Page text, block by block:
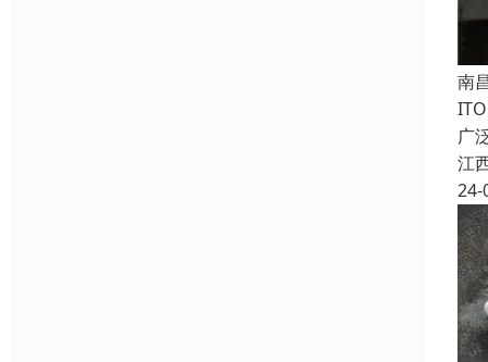
南
广
江
24-